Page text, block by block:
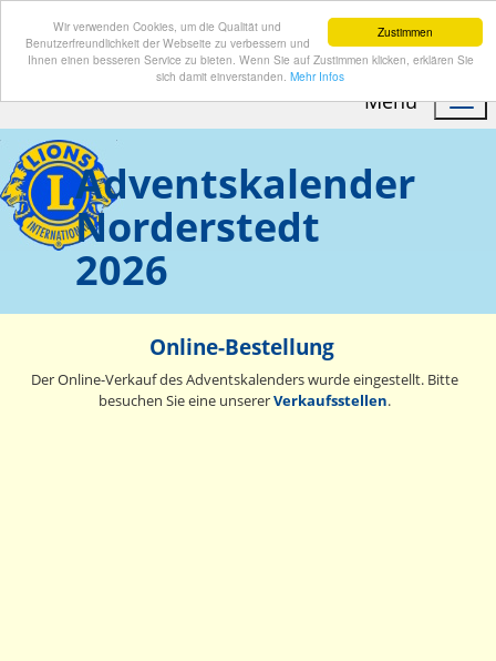
Zustimmen
Wir verwenden Cookies, um die Qualität und
Benutzerfreundlichkeit der Webseite zu verbessern und
Ihnen einen besseren Service zu bieten. Wenn Sie auf Zustimmen klicken, erklären Sie
sich damit einverstanden. Mehr Infos
Menu
Adventskalender
Norderstedt
2026
Online-Bestellung
Der Online-Verkauf des Adventskalenders wurde eingestellt. Bitte
besuchen Sie eine unsererVerkaufsstellen.